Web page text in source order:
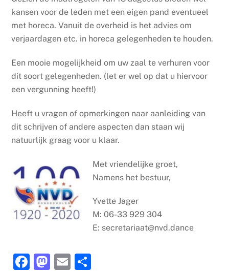
kansen voor de leden met een eigen pand eventueel
met horeca. Vanuit de overheid is het advies om
verjaardagen etc. in horeca gelegenheden te houden.
Een mooie mogelijkheid om uw zaal te verhuren voor
dit soort gelegenheden. (let er wel op dat u hiervoor
een vergunning heeft!)
Heeft u vragen of opmerkingen naar aanleiding van
dit schrijven of andere aspecten dan staan wij
natuurlijk graag voor u klaar.
Met vriendelijke groet,
Namens het bestuur,
Yvette Jager
M: 06-33 929 304
E: secretariaat@nvd.dance
F
M E